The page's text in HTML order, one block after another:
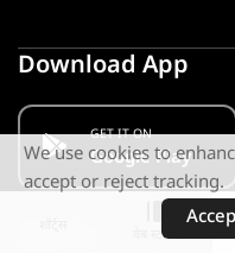
वेब स्टोरीज़
Download App
GET IT ON
Google Play
We use cookies to
accept or reject tracking.